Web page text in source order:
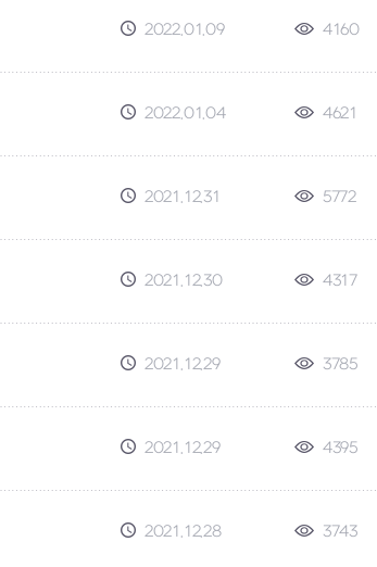
2022.01.09 4160
2022.01.04 4621
2021.12.31 5772
2021.12.30 4317
2021.12.29 3785
2021.12.29 4395
2021.12.28 3743